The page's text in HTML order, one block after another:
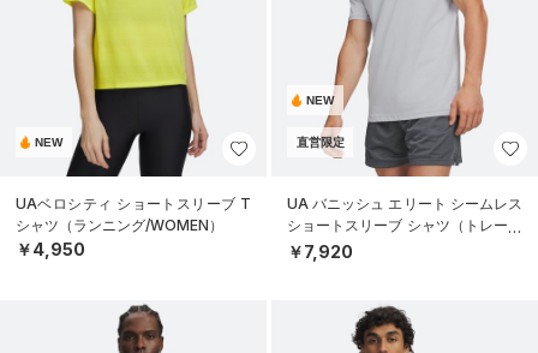
NEW
UAベロシティ ショートスリーブ T
シャツ（ランニング/WOMEN）
￥4,950
NEW
直営限定
UA バニッシュ エリート シームレス
ショートスリーブ シャツ（トレーニ
ング/MEN）
￥7,920